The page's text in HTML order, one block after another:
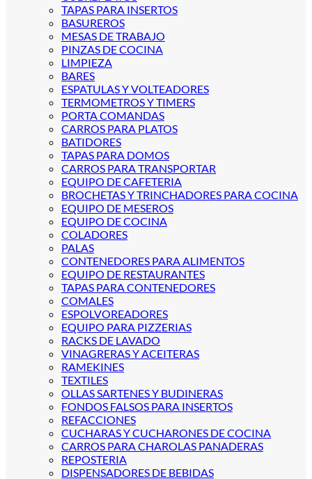
TAPAS PARA INSERTOS
BASUREROS
MESAS DE TRABAJO
PINZAS DE COCINA
LIMPIEZA
BARES
ESPATULAS Y VOLTEADORES
TERMOMETROS Y TIMERS
PORTA COMANDAS
CARROS PARA PLATOS
BATIDORES
TAPAS PARA DOMOS
CARROS PARA TRANSPORTAR
EQUIPO DE CAFETERIA
BROCHETAS Y TRINCHADORES PARA COCINA
EQUIPO DE MESEROS
EQUIPO DE COCINA
COLADORES
PALAS
CONTENEDORES PARA ALIMENTOS
EQUIPO DE RESTAURANTES
TAPAS PARA CONTENEDORES
COMALES
ESPOLVOREADORES
EQUIPO PARA PIZZERIAS
RACKS DE LAVADO
VINAGRERAS Y ACEITERAS
RAMEKINES
TEXTILES
OLLAS SARTENES Y BUDINERAS
FONDOS FALSOS PARA INSERTOS
REFACCIONES
CUCHARAS Y CUCHARONES DE COCINA
CARROS PARA CHAROLAS PANADERAS
REPOSTERIA
DISPENSADORES DE BEBIDAS